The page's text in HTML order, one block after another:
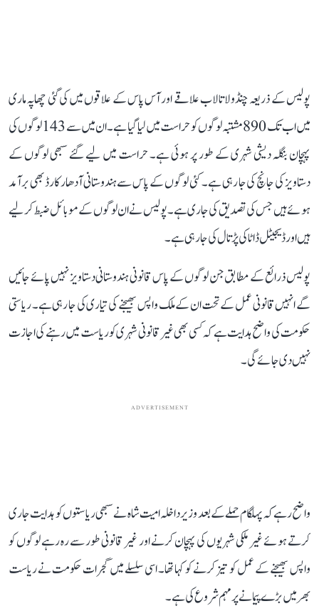
پولیس کے ذریعہ چنڈولا تالاب علاقے اور آس پاس کے علاقوں میں کی گئی چھاپہ ماری
میں اب تک 890 مشتبہ لوگوں کو حراست میں لیا گیا ہے۔ ان میں سے 143 لوگوں کی
پہچان بنگلہ دیشی شہری کے طور پر ہوئی ہے۔ حراست میں لیے گئے سبھی لوگوں کے
دستاویز کی جانچ کی جا رہی ہے۔ کئی لوگوں کے پاس سے ہندوستانی آدھار کارڈ بھی برآمد
ہوئے ہیں جس کی تصدیق کی جاری ہے۔ پولیس نے ان لوگوں کے موبائل ضبط کر لیے
ہیں اور ڈیجیٹل ڈاٹا کی پڑتال کی جا رہی ہے۔
پولیس ذرائع کے مطابق جن لوگوں کے پاس قانونی ہندوستانی دستاویز نہیں پائے جائیں
گے انہیں قانونی عمل کے تحت ان کے ملک واپس بھیجنے کی تیاری کی جا رہی ہے۔ ریاستی
حکومت کی واضح ہدایت ہے کہ کسی بھی غیر قانونی شہری کو ریاست میں رہنے کی اجازت
نہیں دی جائے گی۔
ADVERTISEMENT
واضح رہے کہ پہلگام حملے کے بعد وزیر داخلہ امیت شاہ نے سبھی ریاستوں کو ہدایت جاری
کرتے ہوئے غیر ملکی شہریوں کی پہچان کرنے اور غیر قانونی طور سے رہ رہے لوگوں کو
واپس بھیجنے کے عمل کو تیز کرنے کو کہا تھا۔ اسی سلسلے میں گجرات حکومت نے ریاست
بھر میں بڑے پیمانے پر مہم شروع کی ہے۔